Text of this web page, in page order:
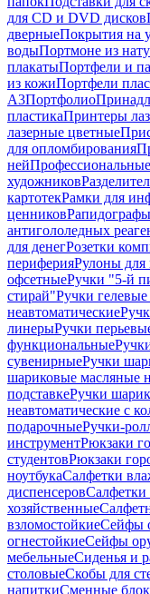
для CD и DVD дисков
дверныеПокрытия на
водыПортмоне из
плакатыПортфели и
из кожиПортфели
А3Портфолио
пластикаПринтеры
лазерные цветные
для опломбирования
ней
художников
картотекРамки для
ценниковРапидографы
антигололедных
для денегРозетки
периферияРулоны для
офсетныеРучки "5-й
стирай"Ручки гелевые
неавтоматические
линерыРучки
функциональные
сувенирныеРучки
шариковые масляные
подставкеРучки
неавтоматические с
подарочныеРучки-
инструментРюкзаки
студентовРюкзаки
ноутбукаСалфетки
диспенсеровСалфетки
хозяйственные
взломостойкиеСейфы
огнестойкиеСейфы
мебельныеСиденья и
столовыеСкобы для
напиткиСменные